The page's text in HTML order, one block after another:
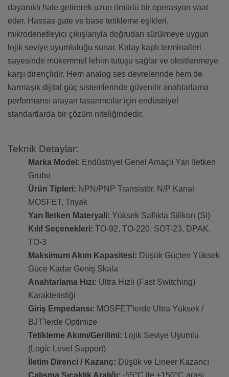
dayanıklı hale getirerek uzun ömürlü bir operasyon vaat
eder. Hassas gate ve base tetikleme eşikleri,
mikrodenetleyici çıkışlarıyla doğrudan sürülmeye uygun
lojik seviye uyumluluğu sunar. Kalay kaplı terminalleri
sayesinde mükemmel lehim tutuşu sağlar ve oksitlenmeye
karşı dirençlidir. Hem analog ses devrelerinde hem de
karmaşık dijital güç sistemlerinde güvenilir anahtarlama
performansı arayan tasarımcılar için endüstriyel
standartlarda bir çözüm niteliğindedir.
Teknik Detaylar:
Marka Model: Endüstriyel Genel Amaçlı Yarı İletken
Grubu
Ürün Tipleri: NPN/PNP Transistör, N/P Kanal
MOSFET, Triyak
Yarı İletken Materyali: Yüksek Saflıkta Silikon (Si)
Kılıf Seçenekleri: TO-92, TO-220, SOT-23, DPAK,
TO-3
Maksimum Akım Kapasitesi: Düşük Güçten Yüksek
Güce Kadar Geniş Skala
Anahtarlama Hızı: Ultra Hızlı (Fast Switching)
Karakteristiği
Giriş Empedansı: MOSFET'lerde Ultra Yüksek /
BJT'lerde Optimize
Tetikleme Akımı/Gerilimi: Lojik Seviye Uyumlu
(Logic Level Support)
İletim Direnci / Kazanç: Düşük ve Lineer Kazancı
Çalışma Sıcaklık Aralığı: -55°C ile +150°C arası